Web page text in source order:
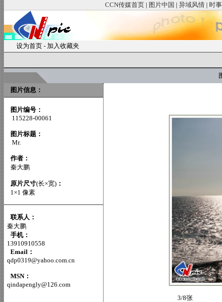
CCN传媒首页 | 图片中国 | 异域风情 | 时
设为首页 - 加入收藏夹
图片信息：
图片编号：
115228-00061
图片标题：
Mr.
作者：
秦大鹏
原片尺寸(长×宽) ：
1×1 像素
联系人：
秦大鹏
手机：
13910910558
Email：
qdp0319@yahoo.com.cn
MSN：
qindapengly@126.com
3/8张